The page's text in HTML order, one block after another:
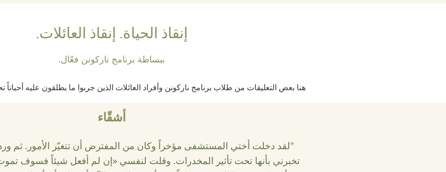
إنقاذ الحياة. إنقاذ العائلات.
ببساطة برنامج ناركونن فعّال.
هنا بعض التعليقات من طلاب برنامج ناركونن وأفراد العائلات الذين جربوا ما يطلقون عليه
أشقّاء
"لقد دخلت أختي المستشفى مؤخراً وكان من المفترض أن تتغيّر الأمور. ثم
تخبرني بأنها تحت تأثير المخدرات. وقلت لنفسي «إن لم أفعل شيئاً فسوف